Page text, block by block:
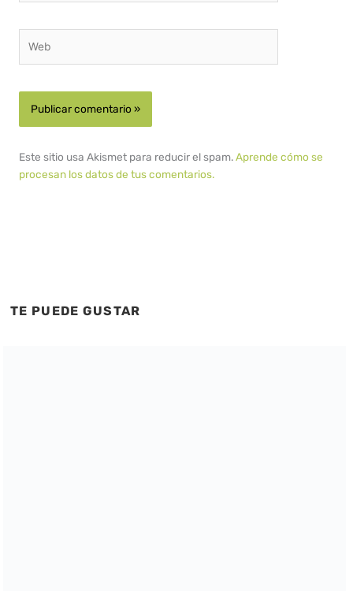
Este sitio usa Akismet para reducir el spam.Aprende cómo se
procesan los datos de tus comentarios.
TE PUEDE GUSTAR